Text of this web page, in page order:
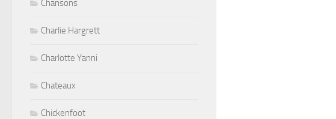
Chansons
Charlie Hargrett
Charlotte Yanni
Chateaux
Chickenfoot